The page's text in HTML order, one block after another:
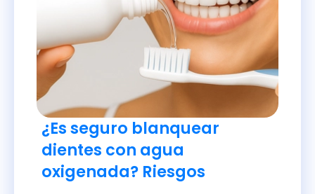
¿Es seguro blanquear
dientes con agua
oxigenada? Riesgos